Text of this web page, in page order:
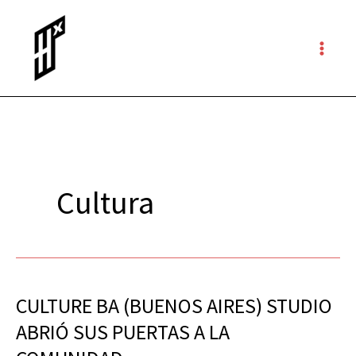
contenido
Cultura
CULTURE BA (BUENOS AIRES) STUDIO
ABRIÓ SUS PUERTAS A LA
CULTURE
BA